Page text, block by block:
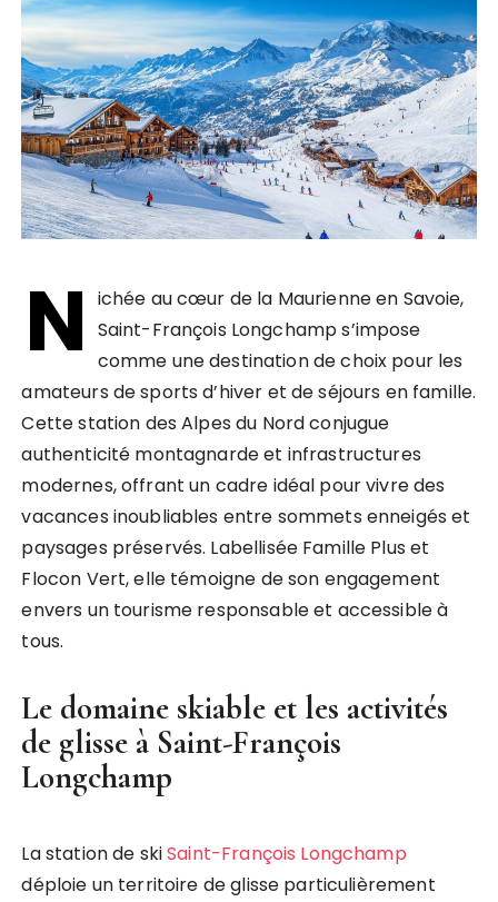
N
ichée au cœur de la Maurienne en Savoie,
Saint-François Longchamp s’impose
comme une destination de choix pour les
amateurs de sports d’hiver et de séjours en famille.
Cette station des Alpes du Nord conjugue
authenticité montagnarde et infrastructures
modernes, offrant un cadre idéal pour vivre des
vacances inoubliables entre sommets enneigés et
paysages préservés. Labellisée Famille Plus et
Flocon Vert, elle témoigne de son engagement
envers un tourisme responsable et accessible à
tous.
Le domaine skiable et les activités
de glisse à Saint-François
Longchamp
La station de skiSaint-François Longchamp
déploie un territoire de glisse particulièrement